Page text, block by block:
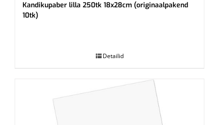
Kandikupaber lilla 250tk 18x28cm (originaalpakend
10tk)
Detailid